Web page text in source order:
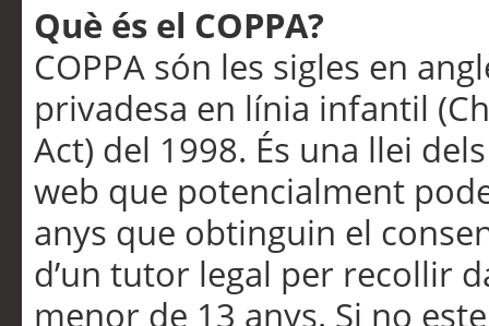
Què és el COPPA?
COPPA són les sigles en
privadesa en línia infantil
Act) del 1998. És una llei
web que potencialment
anys que obtinguin el
d’un tutor legal per recollir
menor de 13 anys. Si no